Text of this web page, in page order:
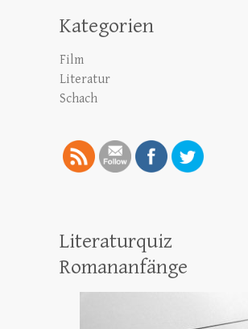
Kategorien
Film
Literatur
Schach
Literaturquiz
Romananfänge